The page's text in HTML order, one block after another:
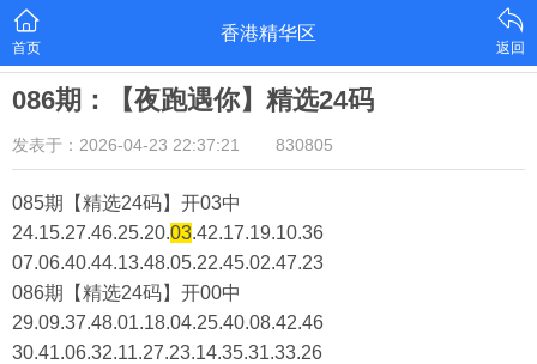
首页
香港精华区
返回
086期：【夜跑遇你】精选24码
发表于：2026-04-23 22:37:21 830805
085期【精选24码】开03中
24.15.27.46.25.20.03.42.17.19.10.36
07.06.40.44.13.48.05.22.45.02.47.23
086期【精选24码】开00中
29.09.37.48.01.18.04.25.40.08.42.46
30.41.06.32.11.27.23.14.35.31.33.26